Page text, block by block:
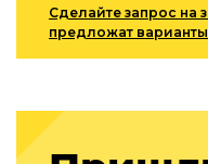
По типу
Для кухни
Вентиляторы
Ковры
Сделайте запрос на
предложат